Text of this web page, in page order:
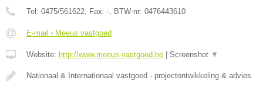
Tel: 0475/561622, Fax: -, BTW-nr: 0476443610
E-mail › Meeus vastgoed
Website: http://www.meeus-vastgoed.be Screenshot ▼
Nationaal & Internationaal vastgoed - projectontwikkeling & advies